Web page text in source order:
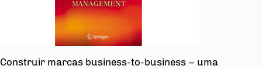
Construir marcas business-to-business – uma